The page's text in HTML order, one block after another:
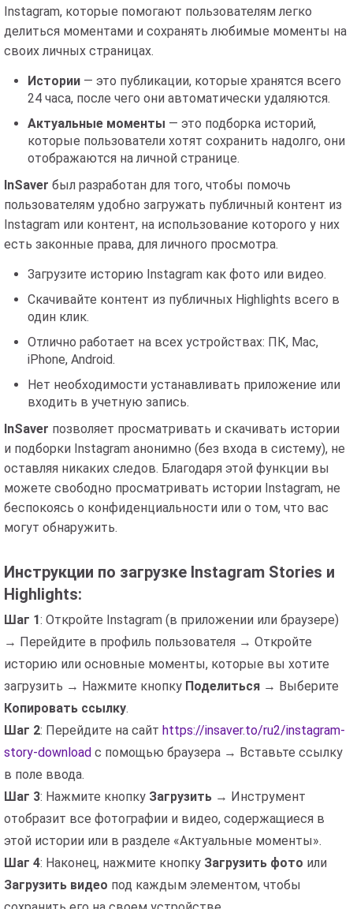
Instagram, которые помогают пользователям легко
делиться моментами и сохранять любимые моменты на
своих личных страницах.
Истории — это публикации, которые хранятся всего
24 часа, после чего они автоматически удаляются.
Актуальные моменты — это подборка историй,
которые пользователи хотят сохранить надолго, они
отображаются на личной странице.
InSaver был разработан для того, чтобы помочь
пользователям удобно загружать публичный контент из
Instagram или контент, на использование которого у них
есть законные права, для личного просмотра.
Загрузите историю Instagram как фото или видео.
Скачивайте контент из публичных Highlights всего в
один клик.
Отлично работает на всех устройствах: ПК, Mac,
iPhone, Android.
Нет необходимости устанавливать приложение или
входить в учетную запись.
InSaver позволяет просматривать и скачивать истории
и подборки Instagram анонимно (без входа в систему), не
оставляя никаких следов. Благодаря этой функции вы
можете свободно просматривать истории Instagram, не
беспокоясь о конфиденциальности или о том, что вас
могут обнаружить.
Инструкции по загрузке Instagram Stories и
Highlights:
Шаг 1: Откройте Instagram (в приложении или браузере)
→ Перейдите в профиль пользователя → Откройте
историю или основные моменты, которые вы хотите
загрузить → Нажмите кнопку Поделиться → Выберите
Копировать ссылку.
Шаг 2: Перейдите на сайт https://insaver.to/ru2/instagram-
story-download с помощью браузера → Вставьте ссылку
в поле ввода.
Шаг 3: Нажмите кнопку Загрузить → Инструмент
отобразит все фотографии и видео, содержащиеся в
этой истории или в разделе «Актуальные моменты».
Шаг 4: Наконец, нажмите кнопку Загрузить фото или
Загрузить видео под каждым элементом, чтобы